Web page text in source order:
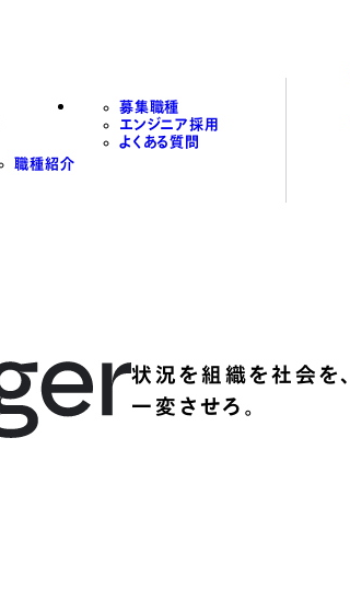
職種紹介
募集職種
エンジニア採用
よくある質問
状況を組織を社会を、
一変させろ。